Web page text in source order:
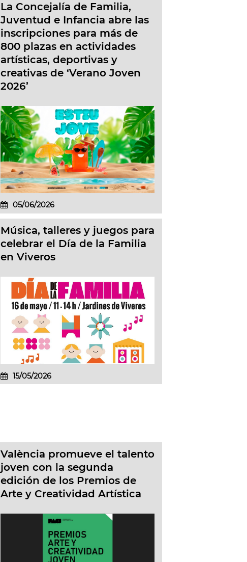
La Concejalía de Familia,
Juventud e Infancia abre las
inscripciones para más de
800 plazas en actividades
artísticas, deportivas y
creativas de ‘Verano Joven
2026’
05/06/2026
Música, talleres y juegos para
celebrar el Día de la Familia
en Viveros
15/05/2026
València promueve el talento
joven con la segunda
edición de los Premios de
Arte y Creatividad Artística